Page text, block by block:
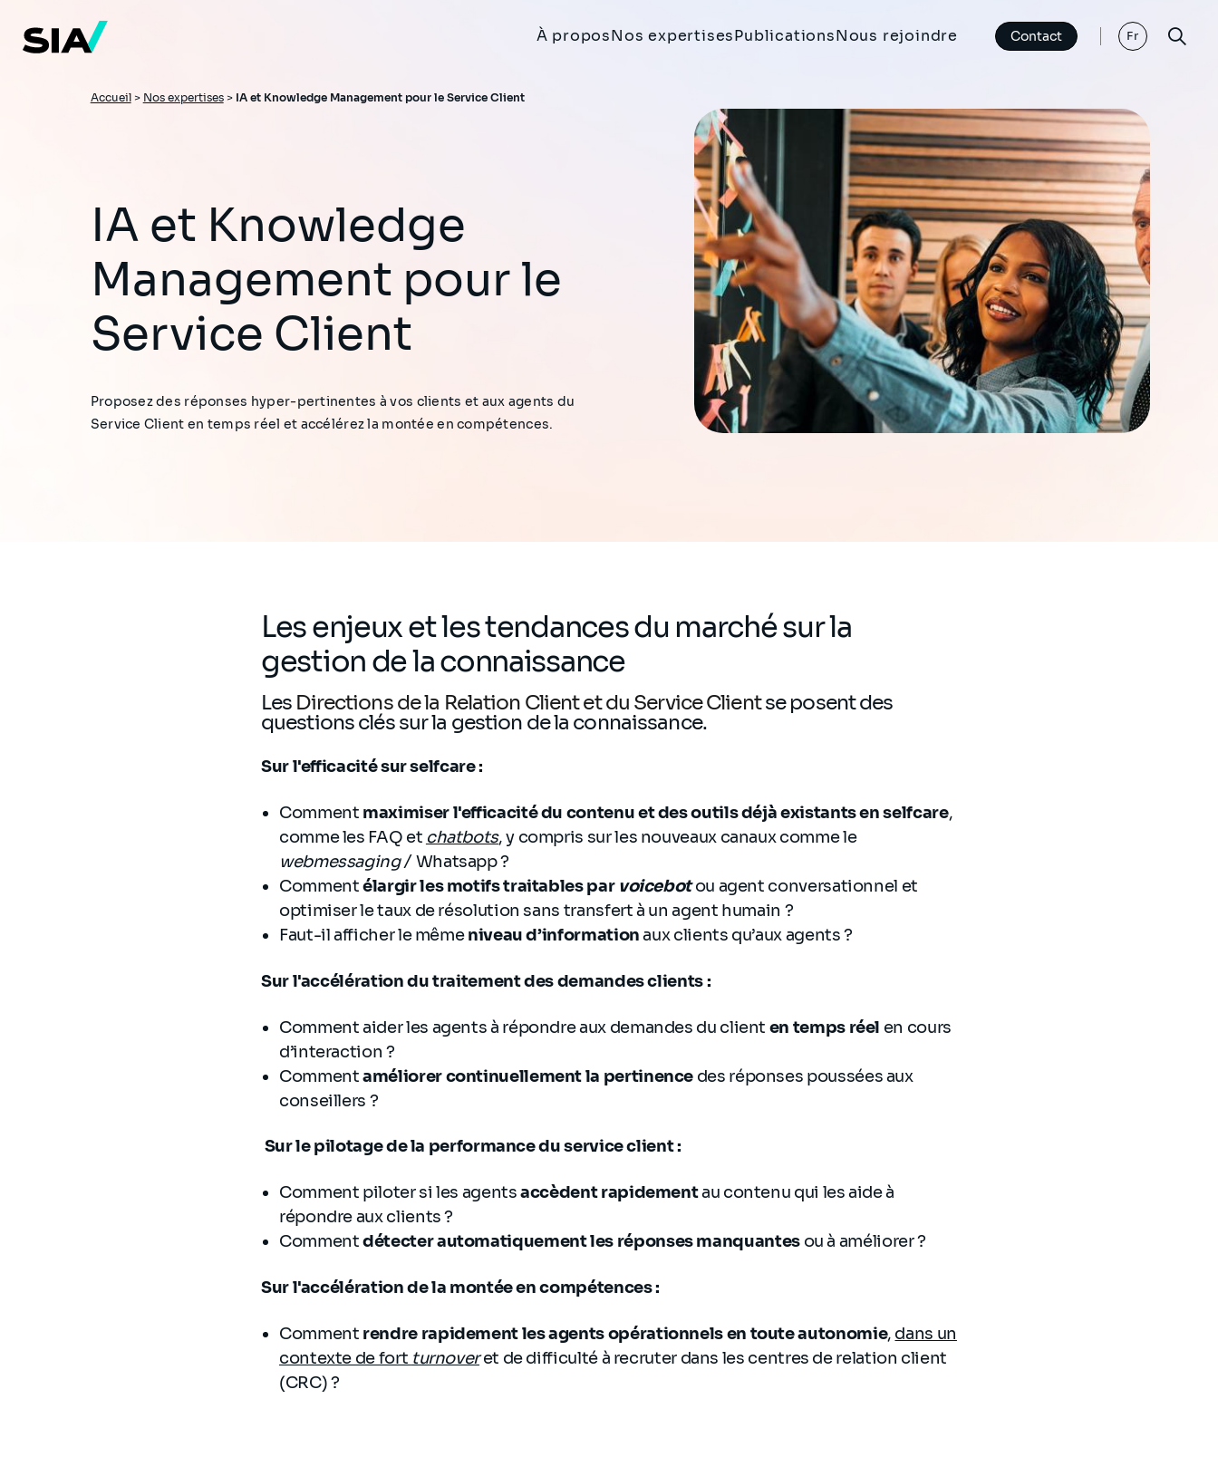
contenu
principal
À proposNos expertisesPublicationsNous rejoindre Contact Fr
Fil
Accueil> Nos expertises> IA et Knowledge Management pour le Service Client
IA et Knowledge
Management pour le
Service Client
Proposez des réponses hyper-pertinentes à vos clients et aux agents du
Service Client en temps réel et accélérez la montée en compétences.
Les enjeux et les tendances du marché sur la
gestion de la connaissance
Les Directions de la Relation Client et du Service Clientse posent des
questions clés sur la gestion de la connaissance.
Sur l'efficacité sur selfcare :
Comment maximiser l'efficacité du contenu et des outils déjà existants en selfcare,
comme les FAQ et chatbots, y compris sur les nouveaux canaux comme le
webmessaging/ Whatsapp ?
Commentélargir les motifs traitables par voicebot ou agent conversationnel et
optimiser le taux de résolution sans transfert à un agent humain ?
Faut-il afficher le mêmeniveau d’informationaux clients qu’aux agents ?
Sur l'accélération du traitement des demandes clients :
Comment aider les agents à répondre aux demandes du client en temps réel en cours
d’interaction ?
Commentaméliorer continuellement la pertinence des réponses poussées aux
conseillers ?
Sur le pilotage de la performance du service client :
Comment piloter si les agentsaccèdent rapidementau contenu qui les aide à
répondre aux clients ?
Commentdétecter automatiquement les réponses manquantes ou à améliorer ?
Sur l'accélération de la montée en compétences :
Comment rendre rapidement les agents opérationnels en toute autonomie, dans un
contexte de fort turnover et de difficulté à recruter dans les centres de relation client
(CRC) ?